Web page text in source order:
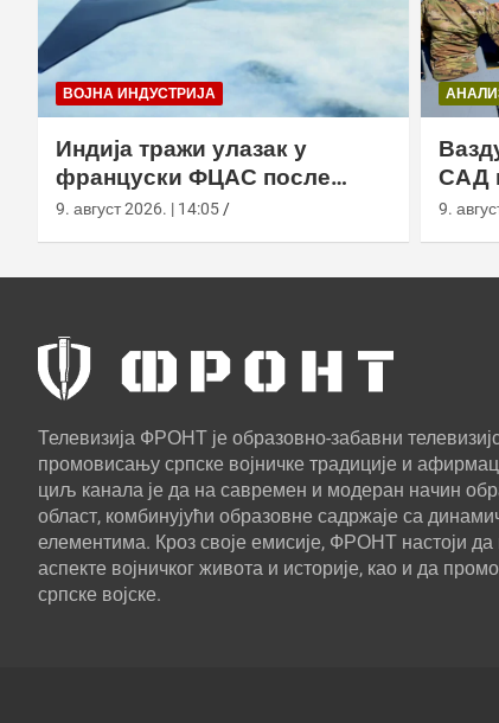
ВОЈНА ИНДУСТРИЈА
Индија тражи улазак у
француски ФЦАС после
распада европског програма
9. август 2026. | 14:05
САД
9.
Телевизија ФРОНТ је образовно-забавни
промовисању српске војничке традиције и
циљ канала је да на савремен и модеран начин
област, комбинујући образовне садржаје са
елементима. Кроз своје емисије, ФРОНТ настоји
аспекте војничког живота и историје, као и да
српске војске.